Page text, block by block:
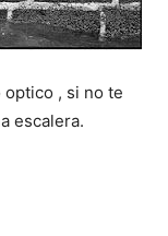
optico , si no te
escalera.